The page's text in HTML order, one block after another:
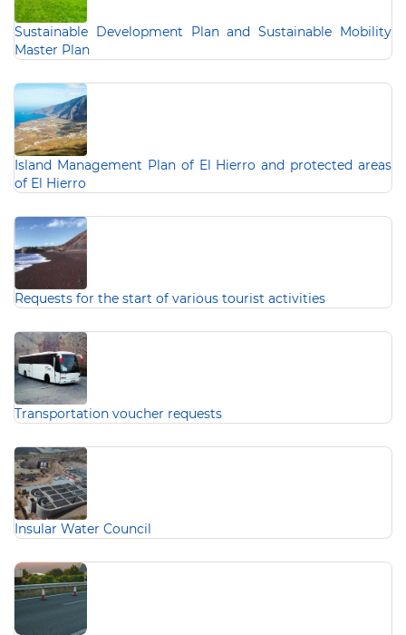
Sustainable Development Plan and Sustainable Mobility
Master Plan
Island Management Plan of El Hierro and protected areas
of El Hierro
Requests for the start of various tourist activities
Transportation voucher requests
Insular Water Council